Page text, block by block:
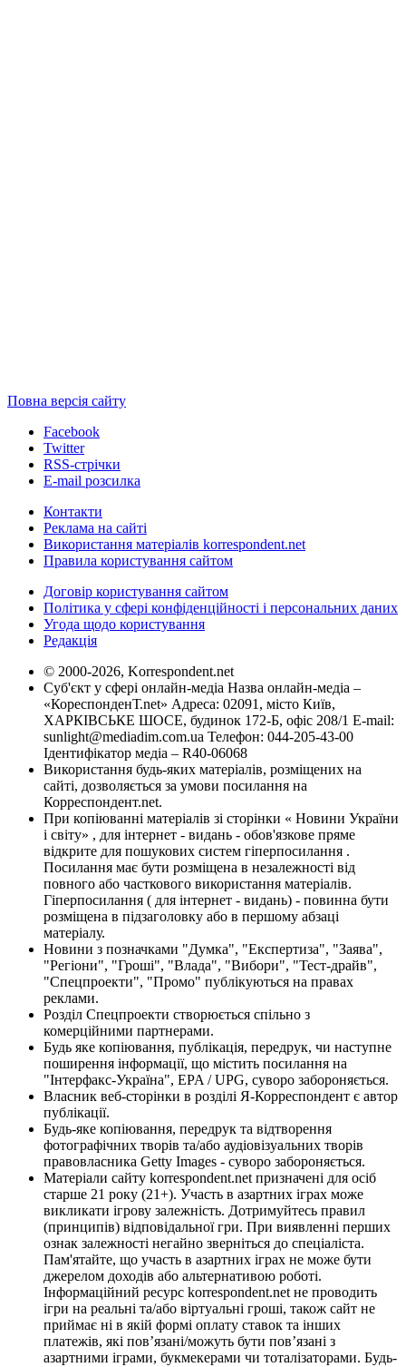
Повна версія сайту
Facebook
Twitter
RSS-стрічки
E-mail розсилка
Контакти
Реклама на сайті
Використання матеріалів korrespondent.net
Правила користування сайтом
Договір користування сайтом
Політика у сфері конфіденційності і персональних даних
Угода щодо користування
Редакція
© 2000-2026, Korrespondent.net
Суб'єкт у сфері онлайн-медіа Назва онлайн-медіа –
«КореспонденТ.net» Адреса: 02091, місто Київ,
ХАРКІВСЬКЕ ШОСЕ, будинок 172-Б, офіс 208/1 E-mail:
sunlight@mediadim.com.ua Телефон: 044-205-43-00
Ідентифікатор медіа – R40-06068
Використання будь-яких матеріалів, розміщених на
сайті, дозволяється за умови посилання на
Корреспондент.net.
При копіюванні матеріалів зі сторінки « Новини України
і світу» , для інтернет - видань - обов'язкове пряме
відкрите для пошукових систем гіперпосилання .
Посилання має бути розміщена в незалежності від
повного або часткового використання матеріалів.
Гіперпосилання ( для інтернет - видань) - повинна бути
розміщена в підзаголовку або в першому абзаці
матеріалу.
Новини з позначками "Думка", "Експертиза", "Заява",
"Регіони", "Гроші", "Влада", "Вибори", "Тест-драйв",
"Спецпроекти", "Промо" публікуються на правах
реклами.
Розділ Спецпроекти створюється спільно з
комерційними партнерами.
Будь яке копіювання, публікація, передрук, чи наступне
поширення інформації, що містить посилання на
"Інтерфакс-Україна", EPA / UPG, суворо забороняється.
Власник веб-сторінки в розділі Я-Корреспондент є автор
публікації.
Будь-яке копіювання, передрук та відтворення
фотографічних творів та/або аудіовізуальних творів
правовласника Getty Images - суворо забороняється.
Матеріали сайту korrespondent.net призначені для осіб
старше 21 року (21+). Участь в азартних іграх може
викликати ігрову залежність. Дотримуйтесь правил
(принципів) відповідальної гри. При виявленні перших
ознак залежності негайно зверніться до спеціаліста.
Пам'ятайте, що участь в азартних іграх не може бути
джерелом доходів або альтернативою роботі.
Інформаційний ресурс korrespondent.net не проводить
ігри на реальні та/або віртуальні гроші, також сайт не
приймає ні в якій формі оплату ставок та інших
платежів, які пов’язані/можуть бути пов’язані з
азартними іграми, букмекерами чи тоталізаторами. Будь-